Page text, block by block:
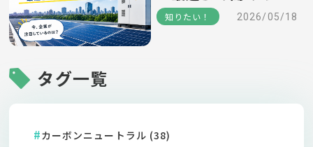
ワード～
知りたい！ 2026/05/18
タグ一覧
カーボンニュートラル (38)